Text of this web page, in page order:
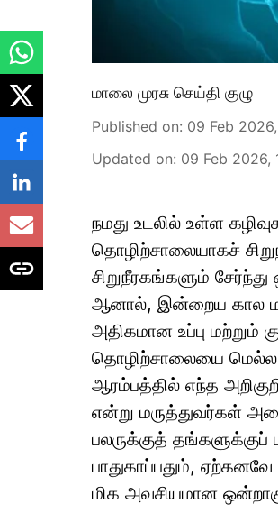
மாலை முரசு செய்தி குழு
Published on: 09 Feb
Updated on: 09 Feb 2026,
நமது உடலில் உள்ள
தொழிற்சாலையாகச்
சிறுநீரகங்களும்
ஆனால், இன்றைய கால
அதிகமான உப்பு
தொழிற்சாலையை மெல்ல
ஆரம்பத்தில் எந்த
என்று மருத்துவர்கள்
பலருக்குத் தங்களுக்குப்
பாதுகாப்பதும்,
மிக அவசியமான